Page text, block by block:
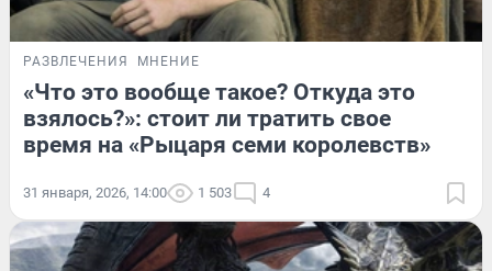
РАЗВЛЕЧЕНИЯ МНЕНИЕ
«Что это вообще такое? Откуда это
взялось?»: стоит ли тратить свое
время на «Рыцаря семи королевств»
31 января, 2026, 14:00 1 503 4